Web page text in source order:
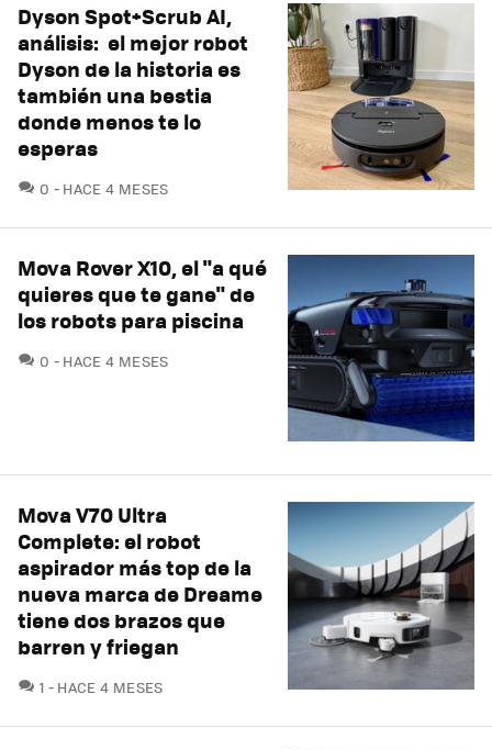
Dyson Spot+Scrub AI,
análisis: el mejor robot
Dyson de la historia es
también una bestia
donde menos te lo
esperas
0 COMENTARIOS
HACE 4 MESES
Mova Rover X10, el "a qué
quieres que te gane" de
los robots para piscina
0 COMENTARIOS
HACE 4 MESES
Mova V70 Ultra
Complete: el robot
aspirador más top de la
nueva marca de Dreame
tiene dos brazos que
barren y friegan
1 COMENTARIOS
HACE 4 MESES